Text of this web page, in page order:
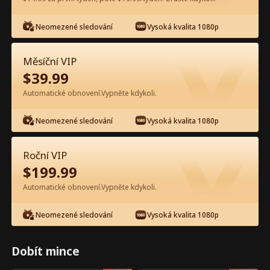
Sledujte zdarma v aplikaci
Epizoda 53 - Vyhodila jsi páteř
Detroitu Celý film
Neomezené sledování Vysoká kvalita 1080p
Měsíční VIP
$39.99
Automatické obnovení.Vypněte kdykoli.
Neomezené sledování Vysoká kvalita 1080p
Roční VIP
$199.99
Automatické obnovení.Vypněte kdykoli.
Neomezené sledování Vysoká kvalita 1080p
Dobít mince